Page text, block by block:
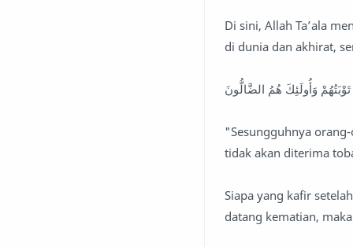
Di sini, Allah Ta’ala
di dunia dan akhirat,
تَوْبَتُهُمْ وَأُولَئِكَ هُمُ الضَّالُّونَ
"Sesungguhnya
tidak akan diterima
Siapa yang kafir
datang kematian,